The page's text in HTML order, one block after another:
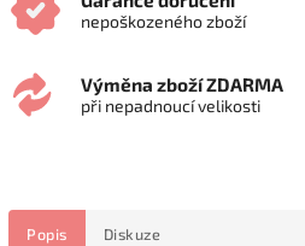
nepoškozeného zboží
Výměna zboží ZDARMA
při nepadnoucí velikosti
Popis Diskuze